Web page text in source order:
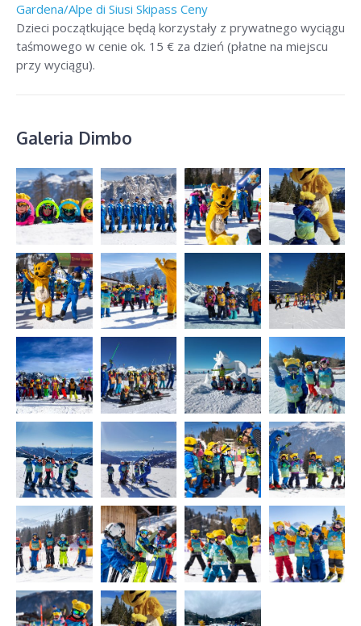
Gardena/Alpe di Siusi Skipass Ceny
Dzieci początkujące będą korzystały z prywatnego wyciągu
taśmowego w cenie ok. 15 € za dzień (płatne na miejscu
przy wyciągu).
Galeria Dimbo